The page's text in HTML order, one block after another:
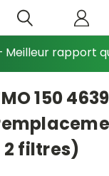
Meilleur rapport
150
2 filtres)